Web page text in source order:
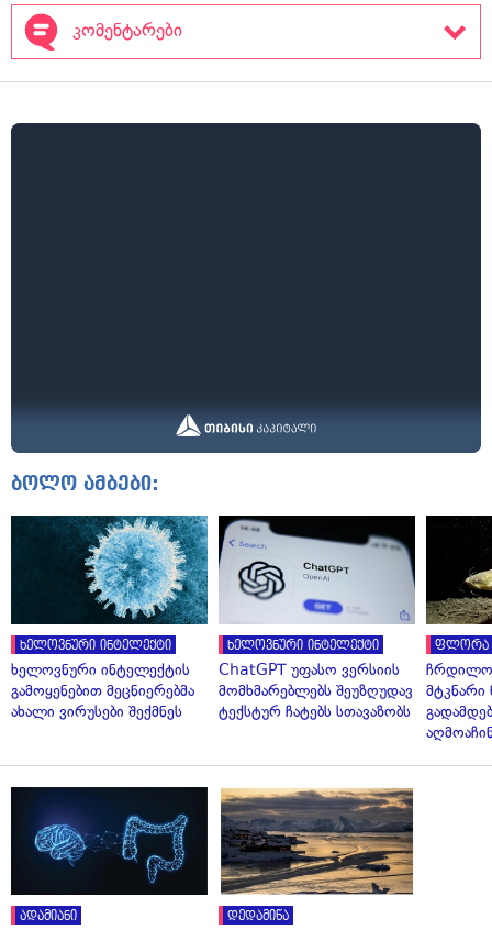
კომენტარები
ბოლო ამბები:
ხელოვნური ინტელექტი
ხელოვნური ინტელექტის
გამოყენებით მეცნიერებმა
ახალი ვირუსები შექმნეს
ხელოვნური ინტელექტი
ChatGPT უფასო ვერსიის
მომხმარებლებს შეუზღუდავ
ტექსტურ ჩატებს სთავაზობს
ფლორა
მტკნარი
ადამიანი დედამიწა